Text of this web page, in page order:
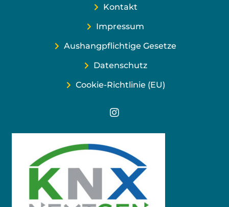
Kontakt
Impressum
Aushangpflichtige Gesetze
Datenschutz
Cookie-Richtlinie (EU)